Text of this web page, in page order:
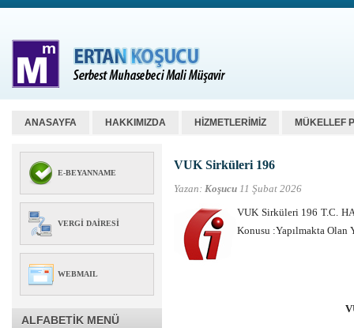
ANASAYFA HAKKIMIZDA HİZMETLERİMİZ MÜKELLEF
E-BEYANNAME
VERGI DAIRESI
WEBMAIL
ALFABETİK MENÜ
VUK Sirküleri 196
Yazan: Koşucu 11 Şubat 2026
VUK Sirküleri 196 T.C.
Konusu :Yapılmakta Olan